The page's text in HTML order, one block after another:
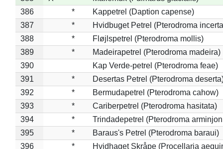
386
*
Kappetrel (Daption capense)
387
*
Hvidbuget Petrel (Pterodroma
388
*
Fløjlspetrel (Pterodroma mollis)
389
*
Madeirapetrel (Pterodroma madeira)
390
Kap Verde-petrel (Pterodroma feae)
391
*
Desertas Petrel (Pterodroma
392
*
Bermudapetrel (Pterodroma cahow)
393
*
Cariberpetrel (Pterodroma hasitata)
394
*
Trindadepetrel (Pterodroma
395
*
Baraus's Petrel (Pterodroma baraui)
396
*
Hvidhaget Skråpe (Procellaria